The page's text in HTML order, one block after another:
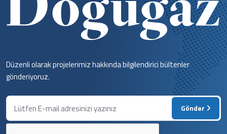
Düzenli olarak projelerimiz hakkında bilgilendirici bültenler
gönderiyoruz.
Gönder